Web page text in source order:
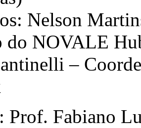
Nelson
do NOVALE
–
Prof. Fabiano